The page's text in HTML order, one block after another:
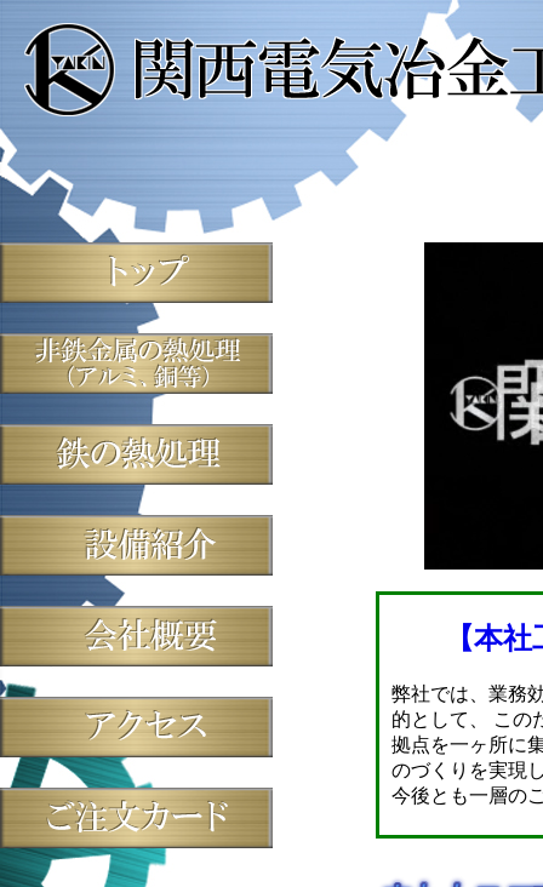
【本
弊社では、業務
的として、 この
拠点を一ヶ所に
のづくりを実現
今後とも一層の